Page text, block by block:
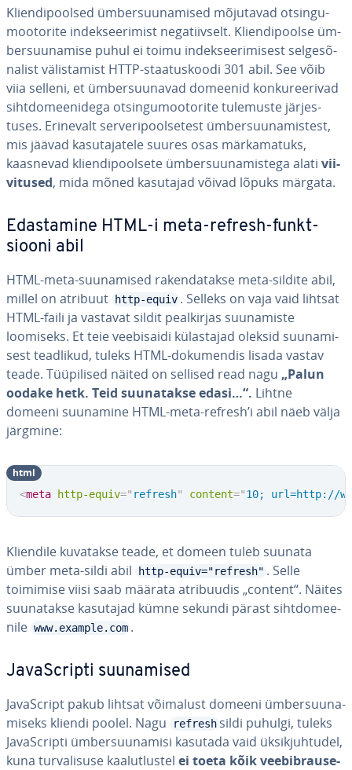
Klien­di­pool­sed üm­ber­suu­na­mised mõjutavad ot­sin­gu­
moo­to­rite in­deksee­ri­mist ne­ga­tiiv­selt. Klien­di­poolse üm­
ber­suu­na­mise puhul ei toimu in­deksee­ri­mi­sest sel­ge­sõ­
na­list vä­lis­ta­mist HTTP-staa­tus­koodi 301 abil. See võib
viia selleni, et üm­ber­suu­na­vad domeenid kon­ku­ree­rivad
siht­do­mee­ni­dega ot­sin­gu­moo­to­rite tulemuste jär­jes­
tuses. Erinevalt ser­ve­ri­pool­se­test üm­ber­suu­na­mis­test,
mis jäävad ka­su­ta­ja­tele suures osas mär­ka­ma­tuks,
kaasnevad klien­di­pool­sete üm­ber­suu­na­mis­tega alati vii­
vi­tu­sed, mida mõned kasutajad võivad lõpuks märgata.
Edas­ta­mine HTML-i meta-refresh-funkt­
siooni abil
HTML-meta-suu­na­mised ra­ken­da­takse meta-sildite abil,
millel on atribuut
http-equiv . Selleks on vaja vaid lihtsat
HTML-faili ja vastavat sildit peal­kir­jas suu­na­miste
loomiseks. Et teie vee­bi­saidi kü­las­ta­jad oleksid suu­na­mi­
sest teadlikud, tuleks HTML-do­ku­men­dis lisada vastav
teade. Tüü­pi­li­sed näited on sellised read nagu „Palun
oodake hetk. Teid suu­na­takse edasi…“. Lihtne
domeeni suunamine HTML-meta-refresh’i abil näeb välja
järgmine:
<meta http-equiv=" refresh" content="10; url=http://
html
Kliendile kuvatakse teade, et domeen tuleb suunata
ümber meta-sildi abil
http-equiv="refresh" . Selle
toimimise viisi saab määrata at­ri­buu­dis „content“. Näites
suu­na­takse kasutajad kümne sekundi pärast siht­do­mee­
nile www.example.com .
Ja­vaSc­ripti suu­na­mised
Ja­vaSc­ript pakub lihtsat võimalust domeeni üm­ber­suu­na­
miseks kliendi poolel. Nagu
refresh sildi puhulgi, tuleks
Ja­vaSc­ripti üm­ber­suu­na­misi kasutada vaid ük­sik­juh­tu­del,
kuna tur­va­li­suse kaa­lut­lus­tel ei toeta kõik vee­bib­rau­se­